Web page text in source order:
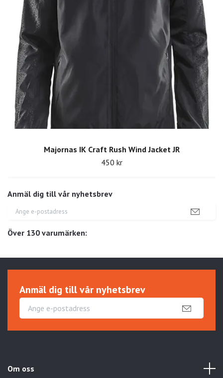
Anmäl dig till vår nyhetsbrev
Över 130 varumärken:
Majornas IK Craft Rush Wind Jacket JR
450 kr
Anmäl dig till vår nyhetsbrev
Om oss